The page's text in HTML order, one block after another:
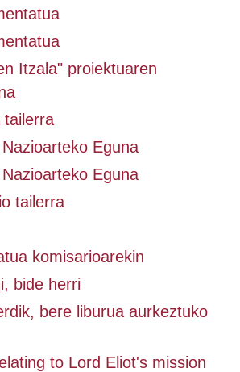
Itzala" proiektuaren
tailerra
Eguna
Eguna
tailerra
komisarioarekin
bide herri
bere liburua aurkeztuko
to Lord Eliot's mission